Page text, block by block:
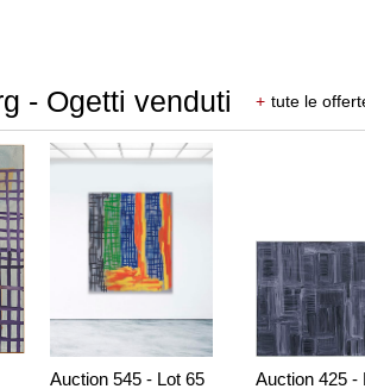
- Ogetti venduti + tute le
Auction 545 - Lot 65
Auction 425 -